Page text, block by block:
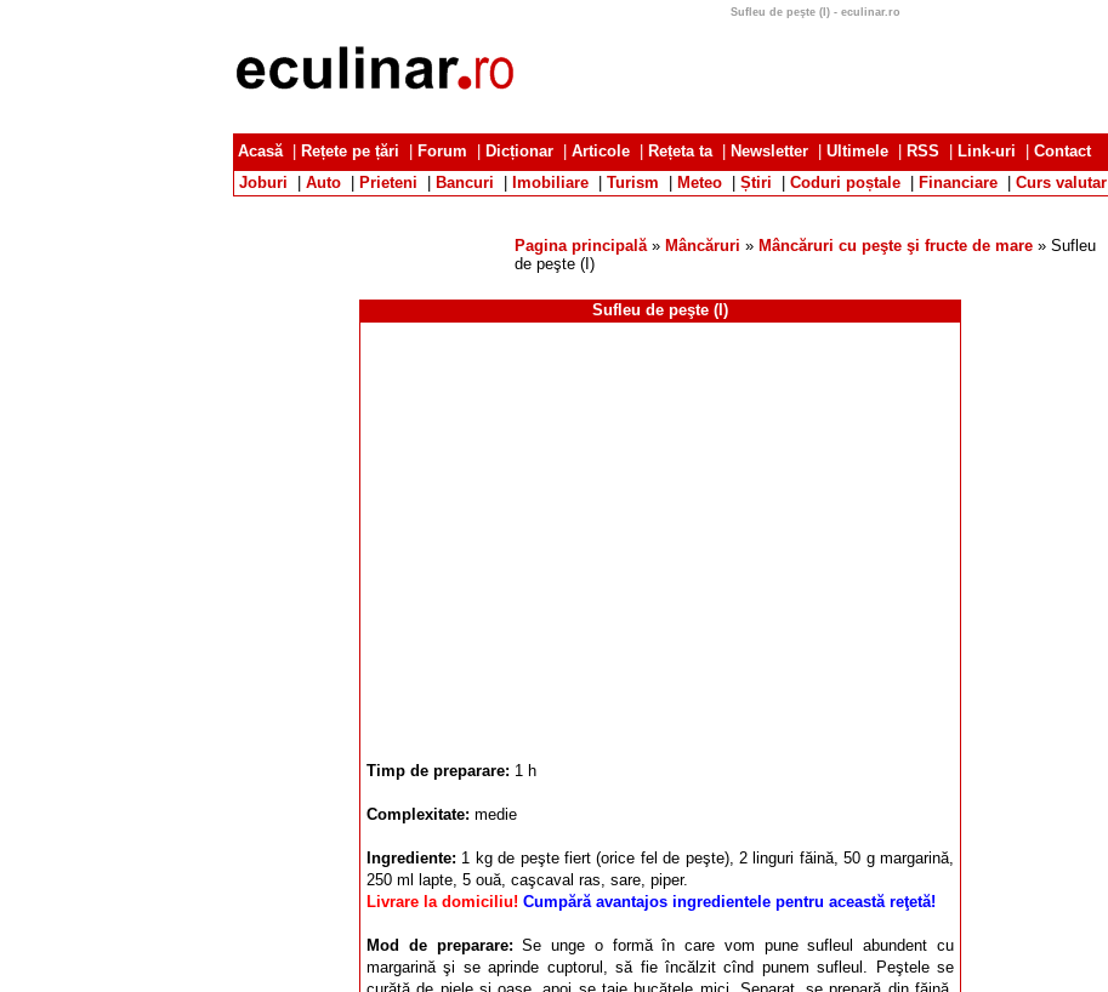
Sufleu de peşte (I) - eculinar.ro
Acasă| Rețete pe țări Forum Dicționar Articole Rețeta ta| Newsletter Ultimele RSS Link-uri
Contact
Joburi
Auto Prieteni Bancuri Imobiliare Turism Meteo Știri Coduri poștale Financiare Curs valutar
Pagina principală» Mâncăruri » Mâncăruri cu peşte şi fructe de mare » Sufleu
de peşte (I)
Sufleu de peşte (I)
Timp de preparare: 1 h
Complexitate: medie
Ingrediente: 1 kg de peşte fiert (orice fel de peşte), 2 linguri făină, 50 g margarină,
250 ml lapte, 5 ouă, caşcaval ras, sare, piper.
Livrare la domiciliu! Cumpără avantajos ingredientele pentru această reţetă!
Mod de preparare:Se unge o formă în care vom pune sufleul abundent cu
margarină şi se aprinde cuptorul, să fie încălzit cînd punem sufleul. Peştele se